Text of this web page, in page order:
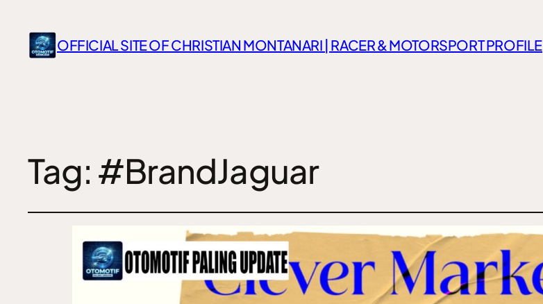
OFFICIAL SITE OF CHRISTIAN MONTANARI | RACER & MOTORSPORT PROFILE
Tag: #BrandJaguar